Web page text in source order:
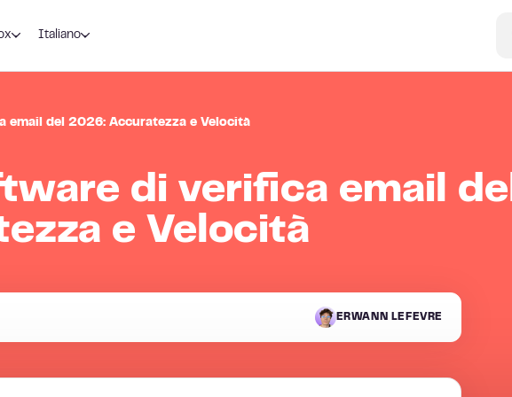
Italiano
del 2026: Accuratezza e Velocità
di verifica email del
e Velocità
ERWANN LEFEVRE